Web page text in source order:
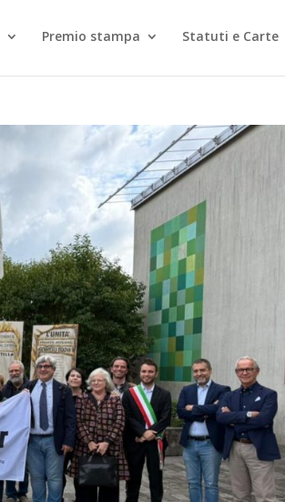
Premio stampa Statuti e Carte